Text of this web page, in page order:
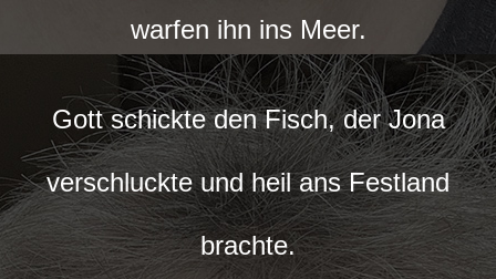
warfen ihn ins Meer.
Gott schickte den Fisch, der Jona
verschluckte und heil ans Festland
brachte.